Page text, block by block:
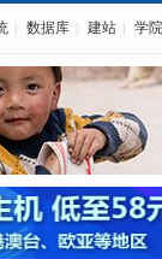
数据库 建站 学院